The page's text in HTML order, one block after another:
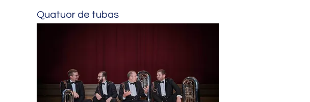
Quatuor de tubas